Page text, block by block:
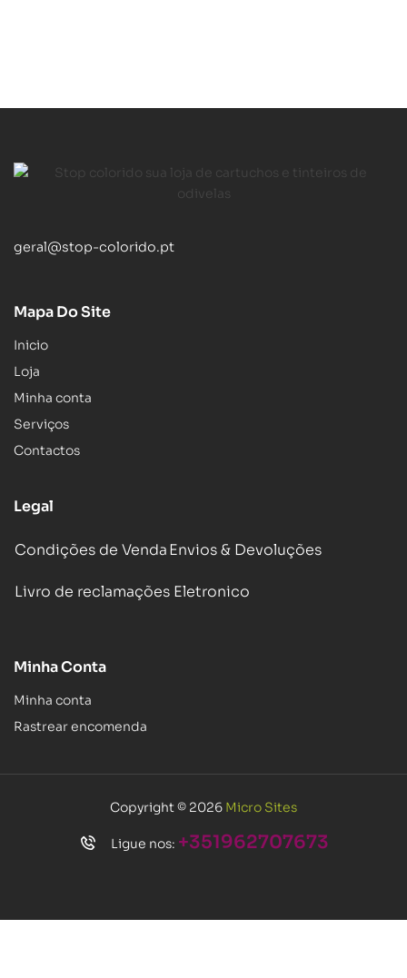
geral@stop-colorido.pt
Mapa Do Site
Inicio
Loja
Minha conta
Serviços
Contactos
Legal
Condições de VendaEnvios & Devoluções
Livro de reclamações Eletronico
Minha Conta
Minha conta
Rastrear encomenda
Copyright © 2026 Micro Sites
Ligue nos: +351962707673